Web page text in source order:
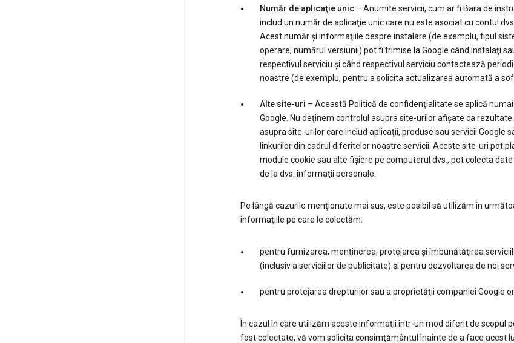
Număr de aplicaţie unic– Anumite servicii, cum ar fi Bara de
includ un număr de aplicaţie unic care nu este asociat cu contul
Acest număr şi informaţiile despre instalare (de exemplu, tipul
operare, numărul versiunii) pot fi trimise la Google când instalaţi
respectivul serviciu şi când respectivul serviciu contactează
noastre (de exemplu, pentru a solicita actualizarea automată a
Alte site-uri – Această Politică de confidenţialitate se aplică
Google. Nu deţinem controlul asupra site-urilor afişate ca rezultate
asupra site-urilor care includ aplicaţii, produse sau servicii Google
linkurilor din cadrul diferitelor noastre servicii. Aceste site-uri pot
module cookie sau alte fişiere pe computerul dvs., pot colecta
de la dvs. informaţii personale.
Pe lângă cazurile menţionate mai sus, este posibil să utilizăm în
informaţiile pe care le colectăm:
pentru furnizarea, menţinerea, protejarea şi îmbunătăţirea
(inclusiv a serviciilor de publicitate) şi pentru dezvoltarea de noi
pentru protejarea drepturilor sau a proprietăţii companiei Google
În cazul în care utilizăm aceste informaţii într-un mod diferit de scopul
fost colectate, vă vom solicita consimţământul înainte de a face acest